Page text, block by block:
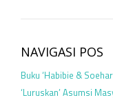
NAVIGASI POS
Buku ‘Habibie &
‘Luruskan’ Asumsi